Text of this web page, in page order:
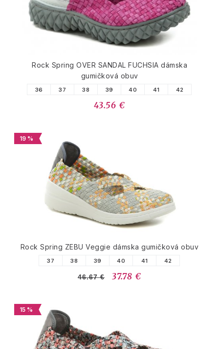
Rock Spring OVER SANDAL FUCHSIA dámska
gumičková obuv
36 37 38 39 40 41 42
43.56 €
19 %
Rock Spring ZEBU Veggie dámska gumičková obuv
37 38 39 40 41 42
46.67 € 37.78 €
15 %